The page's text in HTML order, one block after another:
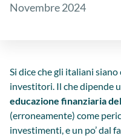
Novembre 2024
Si dice che gli italiani
investitori. Il che dipende
educazione finanziaria
(erroneamente) come
investimenti, e un po’ dal